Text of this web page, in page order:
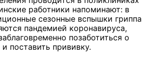
работники напоминают: в
сезонные вспышки гриппа
пандемией коронавируса,
позаботиться о
поставить прививку.